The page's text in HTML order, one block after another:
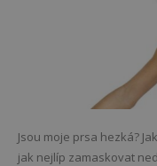
Jsou moje prsa hezká?
jak nejlíp zamaskovat